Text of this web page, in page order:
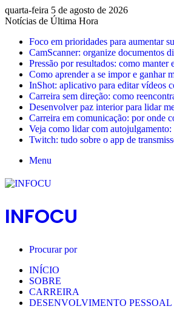
quarta-feira 5 de agosto de 2026
Notícias de Última Hora
Foco em prioridades para aumentar
CamScanner: organize documentos
Pressão por resultados: como
Como aprender a se impor e ganhar
InShot: aplicativo para editar vídeos
Carreira sem direção: como
Desenvolver paz interior para lidar
Carreira em comunicação: por onde
Veja como lidar com autojulgamento:
Twitch: tudo sobre o app de
Menu
INFOCU
Procurar por
INÍCIO
SOBRE
CARREIRA
DESENVOLVIMENTO PESSOAL